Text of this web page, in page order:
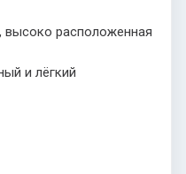
высоко расположенная
и лёгкий